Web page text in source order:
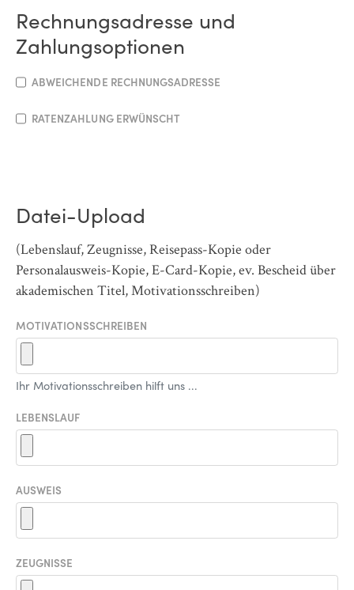
Rechnungsadresse und
Zahlungsoptionen
ABWEICHENDE RECHNUNGSADRESSE
RATENZAHLUNG ERWÜNSCHT
Datei-Upload
(Lebenslauf, Zeugnisse, Reisepass-Kopie oder
Personalausweis-Kopie, E-Card-Kopie, ev. Bescheid über
akademischen Titel, Motivationsschreiben)
MOTIVATIONSSCHREIBEN
Ihr Motivationsschreiben hilft uns ...
LEBENSLAUF
AUSWEIS
ZEUGNISSE